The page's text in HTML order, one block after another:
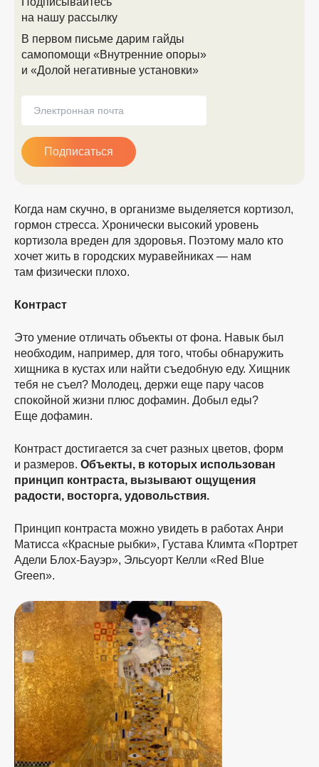
на нашу рассылку
В первом письме дарим гайды
самопомощи «Внутренние опоры»
и «Долой негативные установки»
Подписаться
Когда нам скучно, в организме выделяется кортизол,
гормон стресса. Хронически высокий уровень
кортизола вреден для здоровья. Поэтому мало кто
хочет жить в городских муравейниках — нам
там физически плохо.
Контраст
Это умение отличать объекты от фона. Навык был
необходим, например, для того, чтобы обнаружить
хищника в кустах или найти съедобную еду. Хищник
тебя не съел? Молодец, держи еще пару часов
спокойной жизни плюс дофамин. Добыл еды?
Еще дофамин.
Контраст достигается за счет разных цветов, форм
и размеров. Объекты, в которых использован
принцип контраста, вызывают ощущения
радости, восторга, удовольствия.
Принцип контраста можно увидеть в работах Анри
Матисса «Красные рыбки», Густава Климта «Портрет
Адели Блох-Бауэр», Эльсуорт Келли «Red Blue
Green».